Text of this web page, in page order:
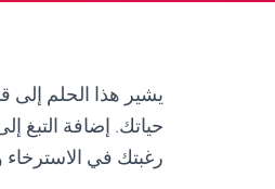
يشير هذا الحلم إلى
حياتك. إضافة التبغ
رغبتك في الاسترخاء